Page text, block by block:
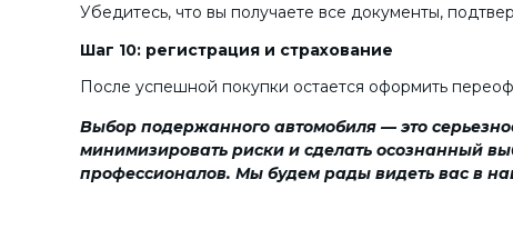
Убедитесь, что вы получаете все документы,
Шаг 10: регистрация и страхование
После успешной покупки остается оформить
Выбор подержанного автомобиля — это
минимизировать риски и сделать осознанный
профессионалов. Мы будем рады видеть вас в